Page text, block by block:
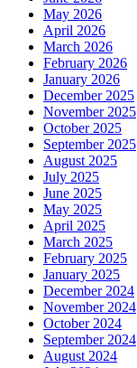
May 2026
April 2026
March 2026
February 2026
January 2026
December 2025
November 2025
October 2025
September 2025
August 2025
July 2025
June 2025
May 2025
April 2025
March 2025
February 2025
January 2025
December 2024
November 2024
October 2024
September 2024
August 2024